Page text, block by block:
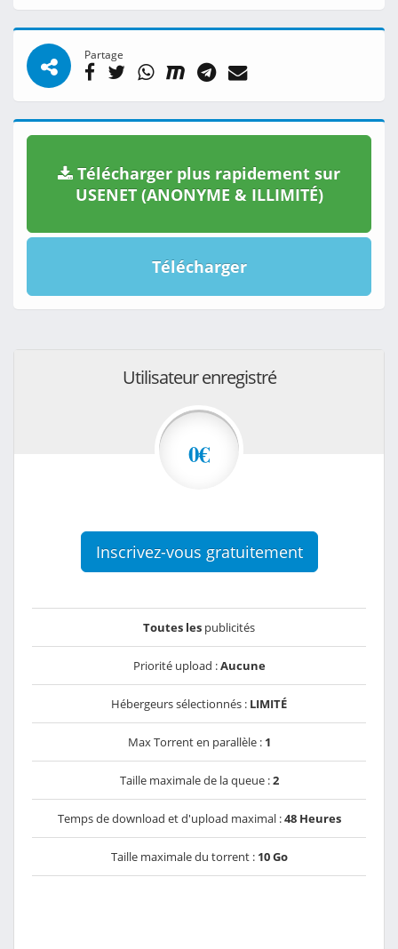
Partage
Télécharger plus rapidement sur
USENET (ANONYME & ILLIMITÉ)
Télécharger
Utilisateur enregistré
0€
Inscrivez-vous gratuitement
Toutes les publicités
Priorité upload :Aucune
Hébergeurs sélectionnés : LIMITÉ
Max Torrent en parallèle : 1
Taille maximale de la queue :2
Temps de download et d'upload maximal :48 Heures
Taille maximale du torrent : 10 Go